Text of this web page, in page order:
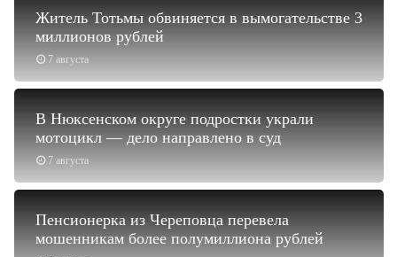
7 августа
Житель Тотьмы обвиняется в вымогательстве 3
миллионов рублей
7 августа
В Нюксенском округе подростки украли
мотоцикл — дело направлено в суд
Пенсионерка из Череповца перевела
мошенникам более полумиллиона рублей